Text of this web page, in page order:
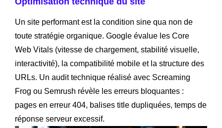
Un site performant est la condition sine qua non de
toute stratégie organique. Google évalue les Core
Web Vitals (vitesse de chargement, stabilité visuelle,
interactivité), la compatibilité mobile et la structure des
URLs. Un audit technique réalisé avec Screaming
Frog ou Semrush révèle les erreurs bloquantes :
pages en erreur 404, balises title dupliquées, temps de
réponse serveur excessif.